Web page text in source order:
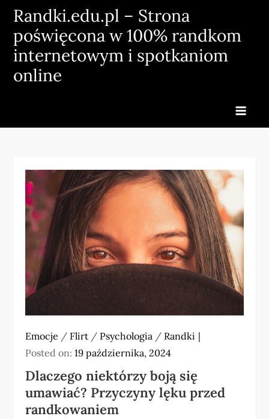
Skip
content
Randki.edu.pl – Strona
poświęcona w 100% randkom
internetowym i spotkaniom
online
Emocje / Flirt / Psychologia / Randki
Posted on:19 października, 2024
Dlaczego niektórzy boją się
umawiać? Przyczyny lęku przed
randkowaniem